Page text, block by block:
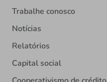
Trabalhe conosco
Notícias
Relatórios
Capital social